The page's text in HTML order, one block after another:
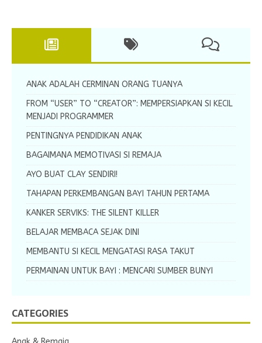
ANAK ADALAH CERMINAN ORANG TUANYA
FROM “USER” TO “CREATOR”: MEMPERSIAPKAN SI KECIL
MENJADI PROGRAMMER
PENTINGNYA PENDIDIKAN ANAK
BAGAIMANA MEMOTIVASI SI REMAJA
AYO BUAT CLAY SENDIRI!
TAHAPAN PERKEMBANGAN BAYI TAHUN PERTAMA
KANKER SERVIKS: THE SILENT KILLER
BELAJAR MEMBACA SEJAK DINI
MEMBANTU SI KECIL MENGATASI RASA TAKUT
PERMAINAN UNTUK BAYI : MENCARI SUMBER BUNYI
CATEGORIES